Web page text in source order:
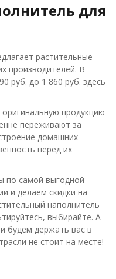
для
растительные
производителей. В
руб. до 1 860 руб. здесь
продукцию
переживают за
домашних
перед их
по самой выгодной
и делаем скидки на
наполнитель
выбирайте. А
будем держать вас в
не стоит на месте!